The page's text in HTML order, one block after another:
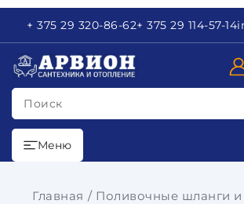
+ 375 29 320-86-62+ 375 29 114-57-14
Поиск
Меню
Главная
Поливочные шланги и